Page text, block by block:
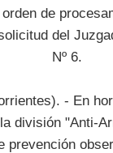
de
del
Nº 6.
- En
división "Anti-
prevención